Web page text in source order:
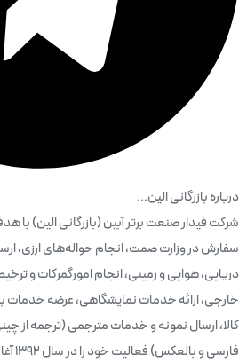
درباره بازرگانی الین...
شرکت فیدار صنعت برتر آبین (بازرگانی الین) با
سفارش در وزارت صمت، انجام حواله‌های ارزی،
دریایی، هوایی و زمینی، انجام امورگمرکات و
خارجی، ارائه خدمات نمایشگاهی، عرضه خدمات
کالا، ارسال نمونه و خدمات مترجمی (ترجمه از
فارسی و بالعکس) فعالیت خود را در سال 1392 آغاز نمود.